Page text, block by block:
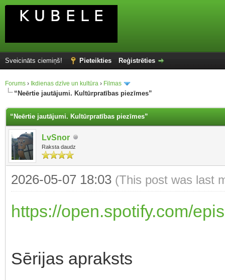
Sveicināts ciemiņš! Pieteikties Reģistrēties
Forums › Ikdienas dzīve un kultūra › Filmas
“Neērtie jautājumi. Kultūrpratības piezīmes”
“Neērtie jautājumi. Kultūrpratības piezīmes”
LvSnor
Raksta daudz
2026-05-07 18:03 (This post was last
https://open.spotify.com/
Sērijas apraksts